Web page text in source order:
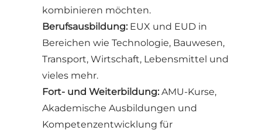
kombinieren möchten.
Berufsausbildung: EUX und EUD in
Bereichen wie Technologie, Bauwesen,
Transport, Wirtschaft, Lebensmittel und
vieles mehr.
Fort- und Weiterbildung: AMU-Kurse,
Akademische Ausbildungen und
Kompetenzentwicklung für